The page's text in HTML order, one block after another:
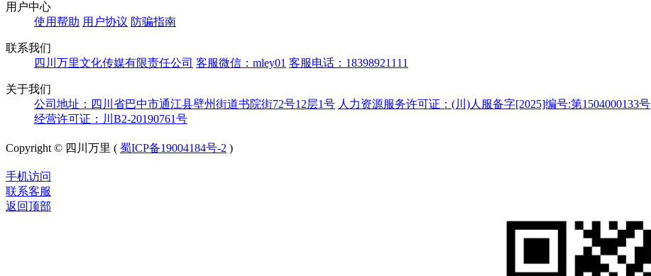
用户中心
使用帮助 用户协议 防骗指南
联系我们
四川万里文化传媒有限责任公司 客服微信：mley01 客服电话：18398921111
关于我们
公司地址：四川省巴中市通江县壁州街道书院街72号12层1号 人力资源服务许可证：(川)人服备字[2025]编号:第1504000133号
经营许可证：川B2-20190761号
Copyright © 四川万里 ( 蜀ICP备19004184号-2 )
手机访问
联系客服
返回顶部